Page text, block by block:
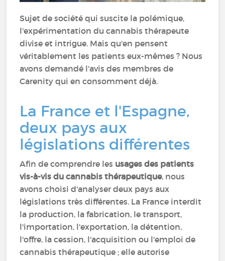
Sujet de société qui suscite la polémique,
l'expérimentation du cannabis thérapeute
divise et intrigue. Mais qu'en pensent
véritablement les patients eux-mêmes ? Nous
avons demandé l'avis des membres de
Carenity qui en consomment déjà.
La France et l'Espagne,
deux pays aux
législations différentes
Afin de comprendre les usages des patients
vis-à-vis du cannabis thérapeutique, nous
avons choisi d'analyser deux pays aux
législations très différentes. La France interdit
la production, la fabrication, le transport,
l'importation, l'exportation, la détention,
l'offre, la cession, l'acquisition ou l'emploi de
cannabis thérapeutique ; elle autorise